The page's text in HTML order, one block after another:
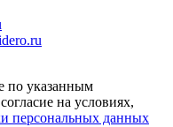
по указанным
на условиях,
персональных данных